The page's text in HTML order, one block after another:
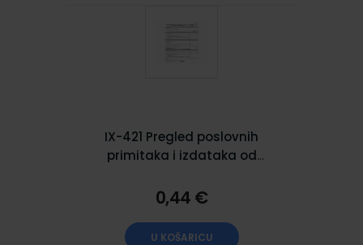
IX-421 Pregled poslovnih
primitaka i izdataka od
ostvarenih u____godini
(obrazac P-PPI), set 2 lista,
21x29,7 cm
0,44 €
U KOŠARICU